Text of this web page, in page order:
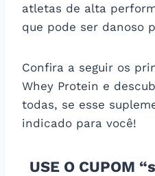
atletas de alta
que pode ser danoso
Confira a seguir os
Whey Protein e
todas, se esse
indicado para você!
USE O CUPOM